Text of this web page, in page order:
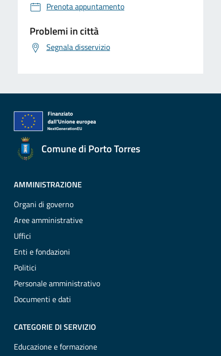
Prenota appuntamento
Problemi in città
Segnala disservizio
Comune di Porto Torres
AMMINISTRAZIONE
Organi di governo
Aree amministrative
Uffici
Enti e fondazioni
Politici
Personale amministrativo
Documenti e dati
CATEGORIE DI SERVIZIO
Educazione e formazione